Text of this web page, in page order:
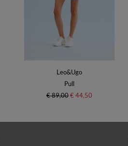
Leo&Ugo
Pull
€ 89,00€ 44,50